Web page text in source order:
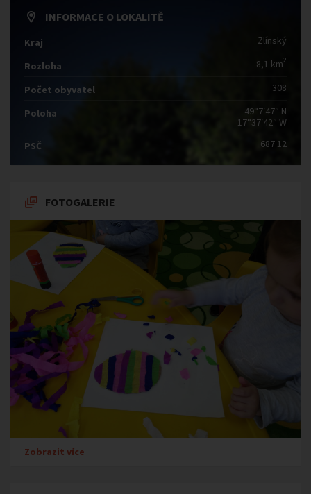
INFORMACE O LOKALITĚ
Kraj Zlínský
Rozloha 8,1 km2
Počet obyvatel 308
Poloha
49°7′47″ N
17°37′42″ W
PSČ
687 12
FOTOGALERIE
Zobrazit více